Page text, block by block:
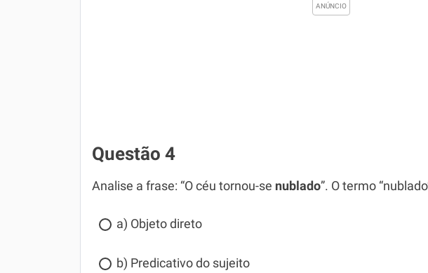
Questão 4
Analise a frase: “O céu tornou-se nublado”. O termo
a) Objeto direto
b) Predicativo do sujeito